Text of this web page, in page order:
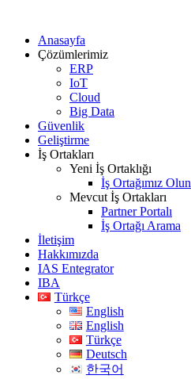
Anasayfa
Çözümlerimiz
ERP
IoT
Cloud
Big Data
Güvenlik
Geliştirme
İş Ortakları
Yeni İş Ortaklığı
İş Ortağımız Olun
Mevcut İş Ortakları
Partner Portalı
İş Ortağı Arama
İletişim
Hakkımızda
IAS Entegrator
IBA
Türkçe
English
English
Türkçe
Deutsch
한국어